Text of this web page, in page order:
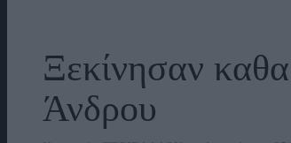
Ξεκίνησαν
Άνδρου